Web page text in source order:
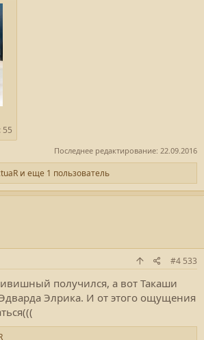
55
Последнее редактирование: 22.09.2016
и еще 1 пользователь
#4 533
получился, а вот Такаши
Элрика. И от этого ощущения